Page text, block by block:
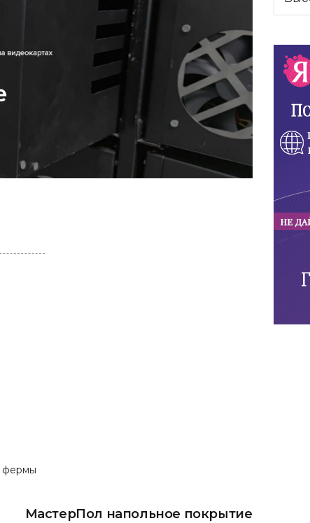
фермы
МастерПол напольное покрытие